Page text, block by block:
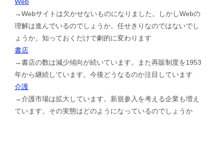
→Webサイトは欠かせないものになりました。しかしWebの
理解は進んでいるのでしょうか。任せきりなのではないでし
ょうか。知っておくだけで劇的に変わります
書店
→書店の数は減少傾向が続いています。また再販制度を1953
年から継続しています。今後どうなるのか注目しています
介護
→介護市場は拡大しています。新規参入を考える企業も増え
ています。その実態はどのようになっているのでしょうか